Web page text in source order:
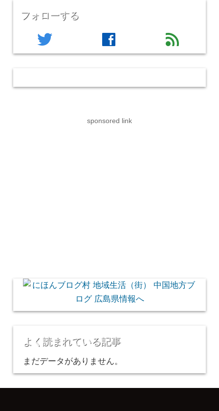
フォローする
twitter facebook feed
sponsored link
よく読まれている記事
まだデータがありません。